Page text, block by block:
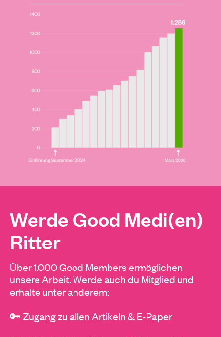
Werde Good Medi(en)
Ritter
Über 1.000 Good Members ermöglichen
unsere Arbeit. Werde auch du Mitglied und
erhalte unter anderem:
🔑 Zugang zu allen Artikeln & E-Paper